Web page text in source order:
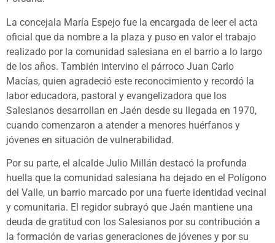
La concejala María Espejo fue la encargada de leer el acta
oficial que da nombre a la plaza y puso en valor el trabajo
realizado por la comunidad salesiana en el barrio a lo largo
de los años. También intervino el párroco Juan Carlo
Macías, quien agradeció este reconocimiento y recordó la
labor educadora, pastoral y evangelizadora que los
Salesianos desarrollan en Jaén desde su llegada en 1970,
cuando comenzaron a atender a menores huérfanos y
jóvenes en situación de vulnerabilidad.
Por su parte, el alcalde Julio Millán destacó la profunda
huella que la comunidad salesiana ha dejado en el Polígono
del Valle, un barrio marcado por una fuerte identidad vecinal
y comunitaria. El regidor subrayó que Jaén mantiene una
deuda de gratitud con los Salesianos por su contribución a
la formación de varias generaciones de jóvenes y por su